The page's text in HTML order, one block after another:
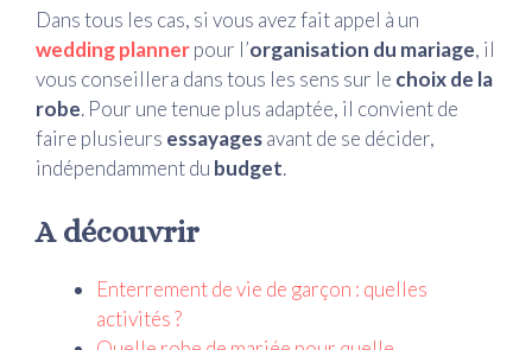
Dans tous les cas, si vous avez fait appel à un
wedding plannerpour l’organisation du mariage, il
vous conseillera dans tous les sens sur le choix de la
robe. Pour une tenue plus adaptée, il convient de
faire plusieurs essayagesavant de se décider,
indépendamment du budget.
A découvrir
Enterrement de vie de garçon : quelles
activités ?